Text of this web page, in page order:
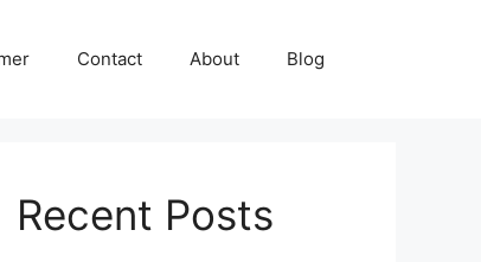
Contact About Blog
Recent Posts